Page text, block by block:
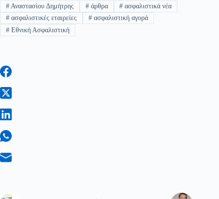
#Αναστασίου Δημήτρης #άρθρα # ασφαλιστικά νέα
#ασφαλιστικές εταιρείες #ασφαλιστική αγορά
#Εθνική Ασφαλιστική